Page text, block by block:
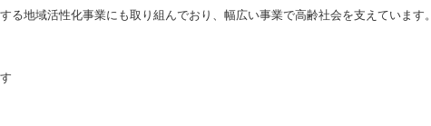
る地域活性化事業にも取り組んでおり、幅広い事業で高齢社会を支えています。